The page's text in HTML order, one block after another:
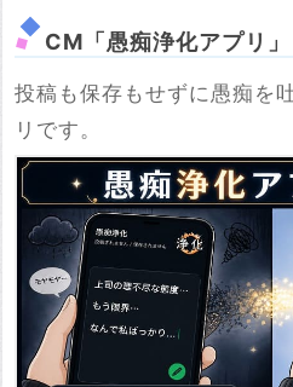
※YouTubeのURL
例：https://
例：https://youtu.be/***********
CM「愚痴浄化アプリ」
投稿も保存もせずに愚痴を
リです。